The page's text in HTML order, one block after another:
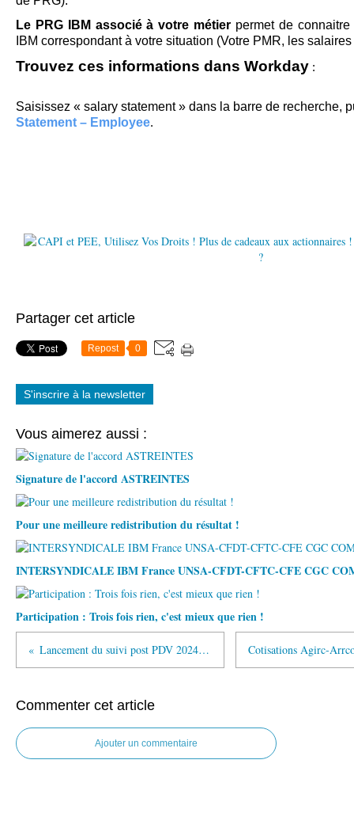
Le PRG IBM associé à votre métier permet de
IBM correspondant à votre situation (Votre PMR, les
Trouvez ces informations dans Workday :
Saisissez « salary statement » dans la barre de recherche,
Statement – Employee.
Partager cet article
Repost 0
S'inscrire à la newsletter
Vous aimerez aussi :
Signature de l'accord ASTREINTES
Pour une meilleure redistribution du résultat !
INTERSYNDICALE IBM France UNSA-CFDT-CFTC-CFE CGC
Participation : Trois fois rien, c'est mieux que rien !
Lancement du suivi post PDV 2024 (livre 4) - PTR : Programme de Transition Retraite
Commenter cet article
Ajouter un commentaire